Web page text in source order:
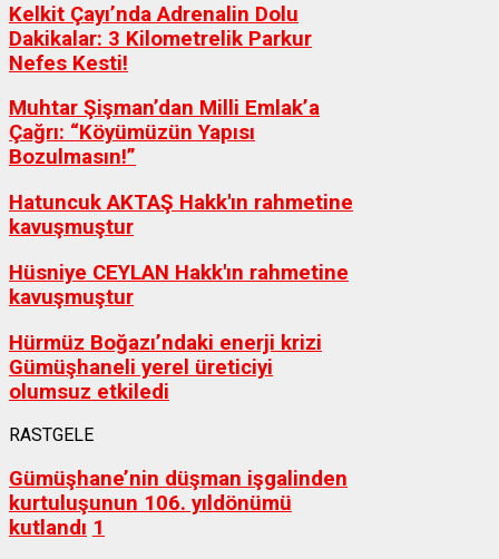
Kelkit Çayı’nda Adrenalin Dolu
Dakikalar: 3 Kilometrelik Parkur
Nefes Kesti!
Muhtar Şişman’dan Milli Emlak’a
Çağrı: “Köyümüzün Yapısı
Bozulmasın!”
Hatuncuk AKTAŞ Hakk'ın rahmetine
kavuşmuştur
Hüsniye CEYLAN Hakk'ın rahmetine
kavuşmuştur
Hürmüz Boğazı’ndaki enerji krizi
Gümüşhaneli yerel üreticiyi
olumsuz etkiledi
RASTGELE
Gümüşhane’nin düşman işgalinden
kurtuluşunun 106. yıldönümü
kutlandı 1